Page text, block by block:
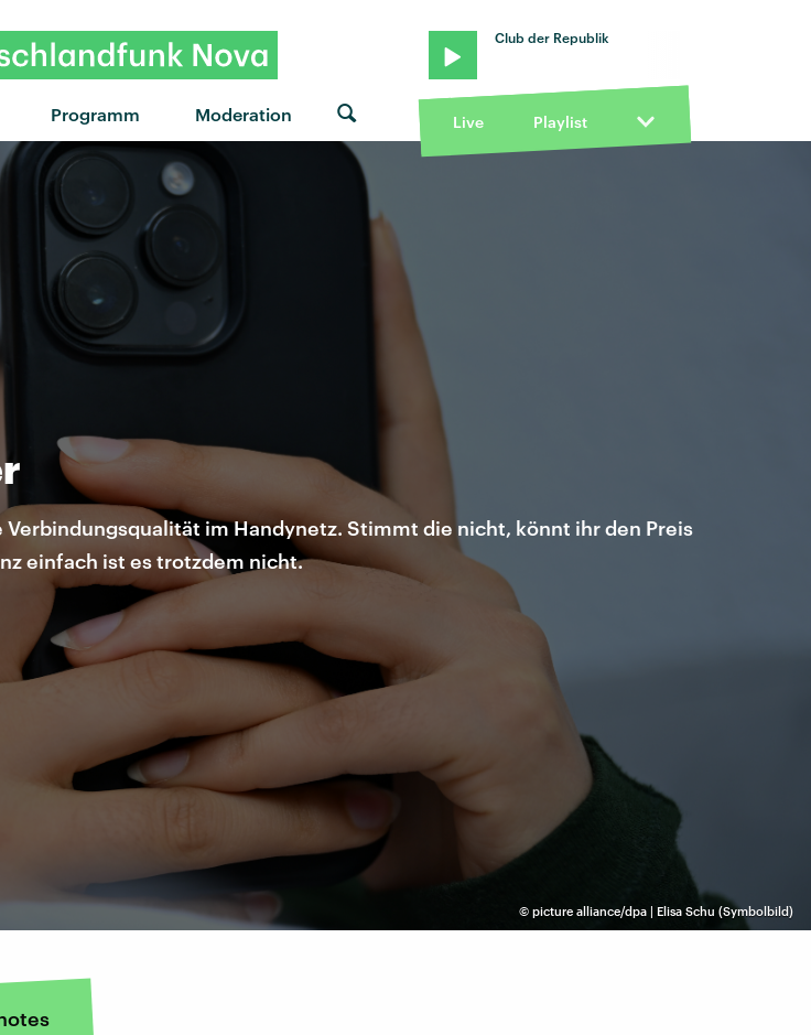
Programm Moderation
Club der Republik
Live Playlist
© picture alliance/dpa | Elisa Schu (Symbolbild)
im Handynetz. Stimmt die nicht, könnt ihr den Preis
einfach ist es trotzdem nicht.